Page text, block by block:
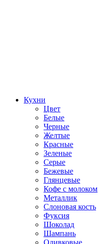
Кухни
Цвет
Белые
Черные
Желтые
Красные
Зеленые
Серые
Бежевые
Глянцевые
Кофе с молоком
Металлик
Слоновая кость
Фуксия
Шоколад
Шампань
Оливковые